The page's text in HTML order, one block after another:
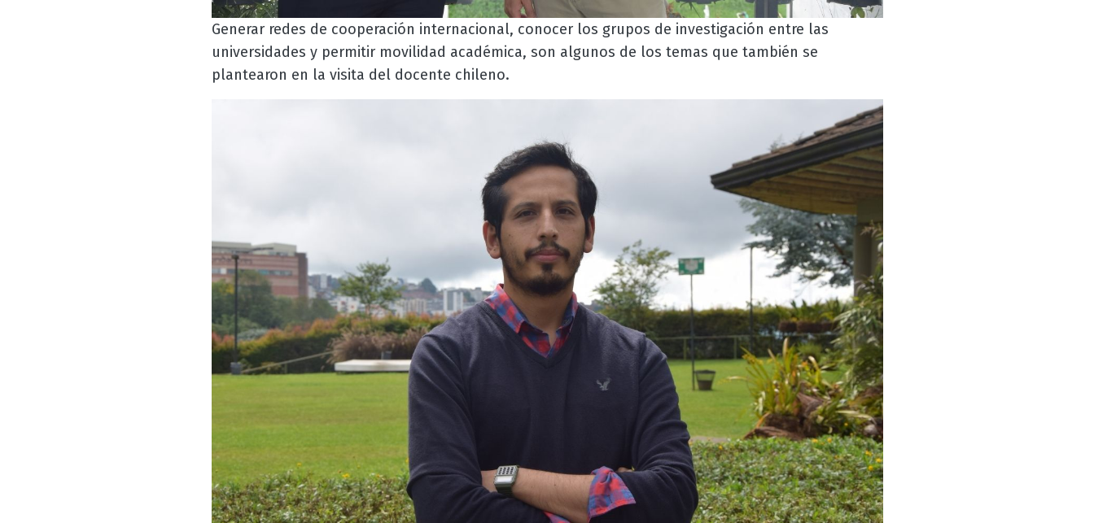
Generar redes de cooperación internacional, conocer los grupos de investigación entre las
universidades y permitir movilidad académica, son algunos de los temas que también se
plantearon en la visita del docente chileno.